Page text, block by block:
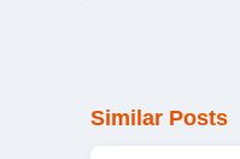
Similar Posts